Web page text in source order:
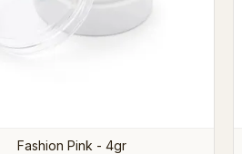
Fashion Pink - 4gr